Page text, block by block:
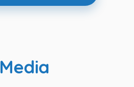
Media